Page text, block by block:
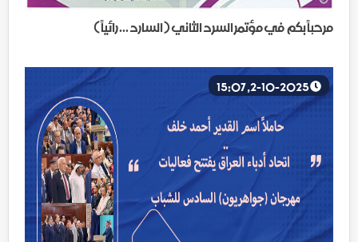
مرحباً بكم في مؤتمر السرد الثاني ( السارد ... رائياً )